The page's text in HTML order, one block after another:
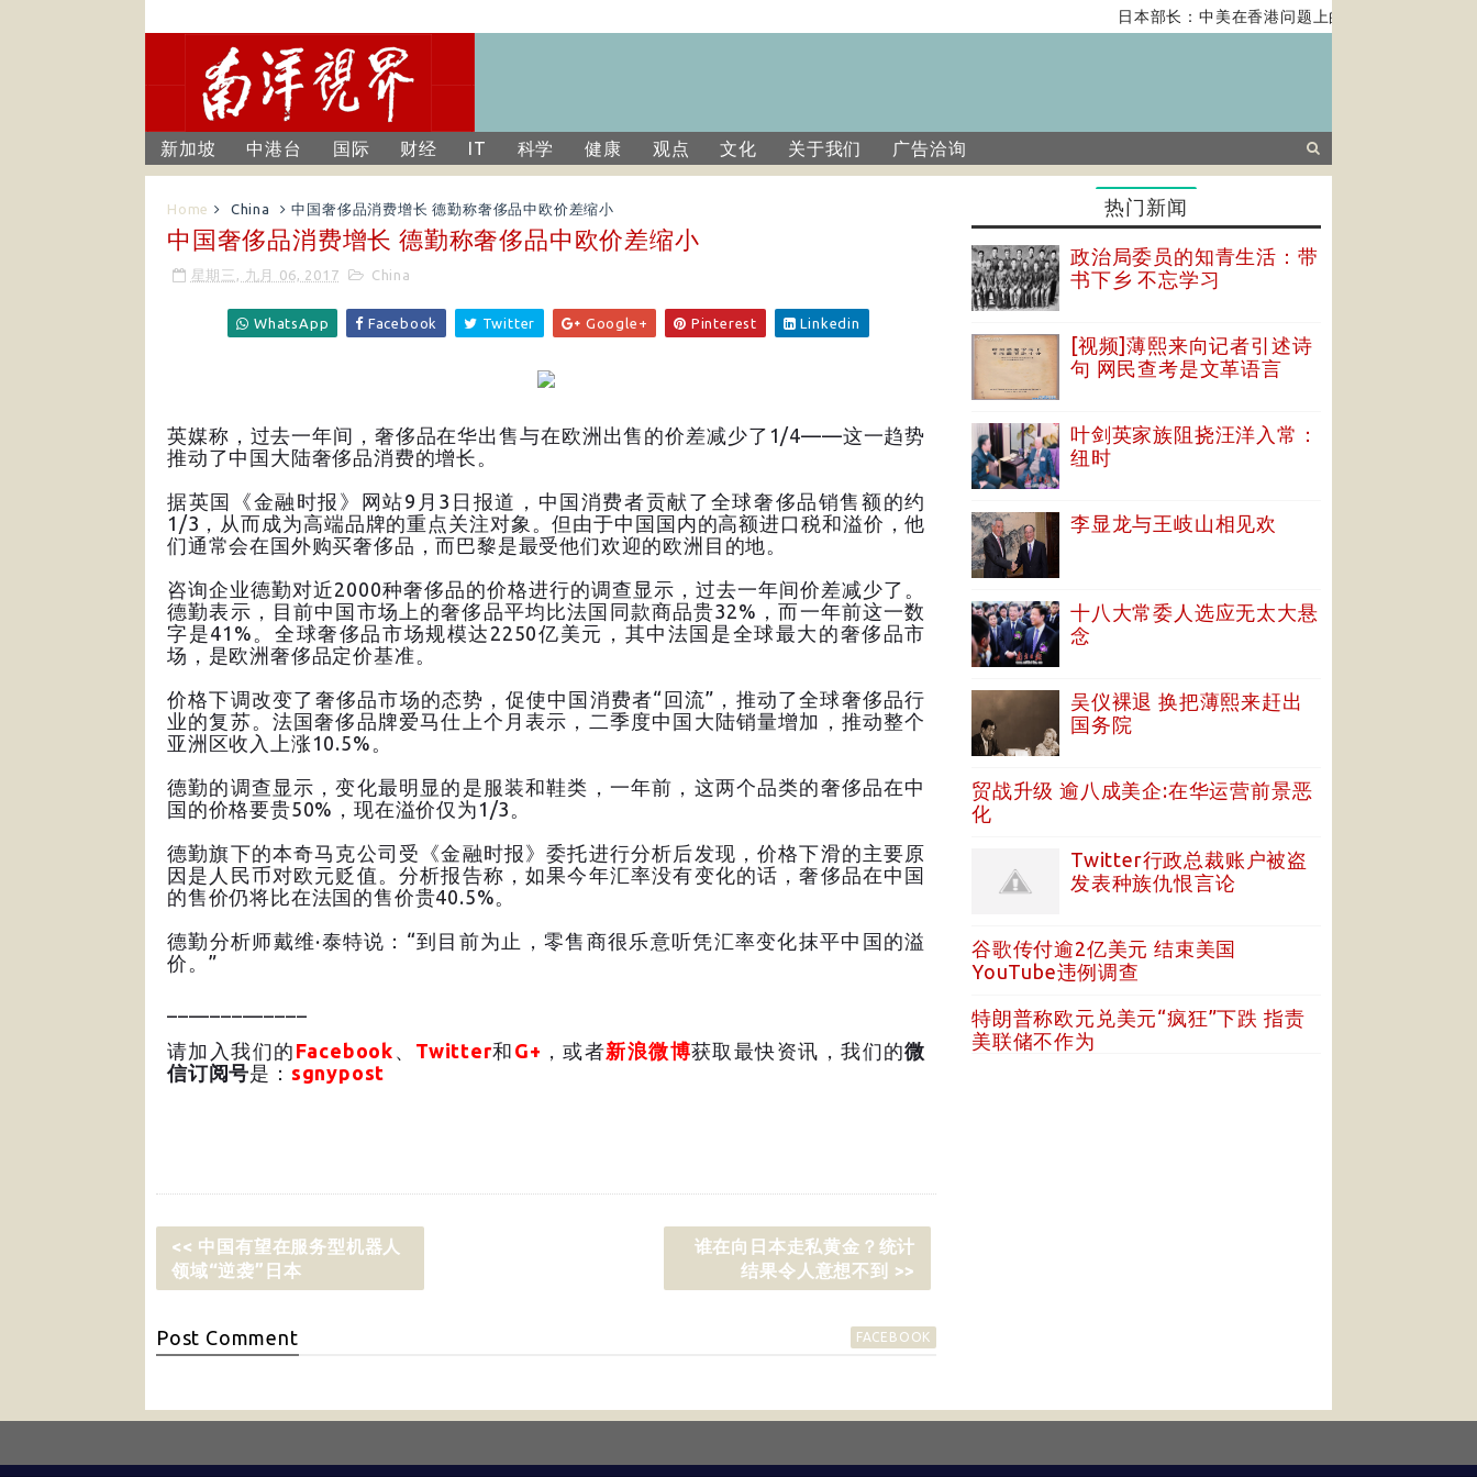
日本部长：中美在香港问题上的紧张关系对全球经
新加坡 中港台 国际 财经 IT 科学 健康 观点 文化 关于我们 广告洽询
Home China 中国奢侈品消费增长 德勤称奢侈品中欧价差缩小
中国奢侈品消费增长 德勤称奢侈品中欧价差缩小
星期三, 九月 06, 2017 China
WhatsApp Facebook Twitter Google+ Pinterest Linkedin
英媒称，过去一年间，奢侈品在华出售与在欧洲出售的价差减少了1/4——这一趋势
推动了中国大陆奢侈品消费的增长。
据英国《金融时报》网站9月3日报道，中国消费者贡献了全球奢侈品销售额的约
1/3，从而成为高端品牌的重点关注对象。但由于中国国内的高额进口税和溢价，他
们通常会在国外购买奢侈品，而巴黎是最受他们欢迎的欧洲目的地。
咨询企业德勤对近2000种奢侈品的价格进行的调查显示，过去一年间价差减少了。
德勤表示，目前中国市场上的奢侈品平均比法国同款商品贵32%，而一年前这一数
字是41%。全球奢侈品市场规模达2250亿美元，其中法国是全球最大的奢侈品市
场，是欧洲奢侈品定价基准。
价格下调改变了奢侈品市场的态势，促使中国消费者“回流”，推动了全球奢侈品行
业的复苏。法国奢侈品牌爱马仕上个月表示，二季度中国大陆销量增加，推动整个
亚洲区收入上涨10.5%。
德勤的调查显示，变化最明显的是服装和鞋类，一年前，这两个品类的奢侈品在中
国的价格要贵50%，现在溢价仅为1/3。
德勤旗下的本奇马克公司受《金融时报》委托进行分析后发现，价格下滑的主要原
因是人民币对欧元贬值。分析报告称，如果今年汇率没有变化的话，奢侈品在中国
的售价仍将比在法国的售价贵40.5%。
德勤分析师戴维·泰特说：“到目前为止，零售商很乐意听凭汇率变化抹平中国的溢
价。”
请加入我们的 Facebook 、 Twitter和 G+ ，或者新浪微博获取最快资讯，我们的微
信订阅号是： sgnypost
<< 中国有望在服务型机器人
领域“逆袭”日本
谁在向日本走私黄金？统计
结果令人意想不到 >>
Post Comment FACEBOOK
热门新闻
政治局委员的知青生活：带
书下乡 不忘学习
[视频]薄熙来向记者引述诗
句 网民查考是文革语言
叶剑英家族阻挠汪洋入常：
纽时
李显龙与王岐山相见欢
十八大常委人选应无太大悬
念
吴仪裸退 换把薄熙来赶出
国务院
贸战升级 逾八成美企:在华运营前景恶
化
Twitter行政总裁账户被盗
发表种族仇恨言论
谷歌传付逾2亿美元 结束美国
YouTube违例调查
特朗普称欧元兑美元“疯狂”下跌 指责
美联储不作为